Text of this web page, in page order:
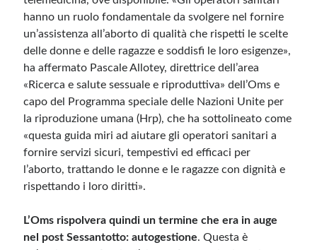
hanno un ruolo fondamentale da svolgere nel fornire
un’assistenza all’aborto di qualità che rispetti le scelte
delle donne e delle ragazze e soddisfi le loro esigenze»,
ha affermato Pascale Allotey, direttrice dell’area
«Ricerca e salute sessuale e riproduttiva» dell’Oms e
capo del Programma speciale delle Nazioni Unite per
la riproduzione umana (Hrp), che ha sottolineato come
«questa guida miri ad aiutare gli operatori sanitari a
fornire servizi sicuri, tempestivi ed efficaci per
l’aborto, trattando le donne e le ragazze con dignità e
rispettando i loro diritti».
L’Oms rispolvera quindi un termine che era in auge
nel post Sessantotto: autogestione. Questa è